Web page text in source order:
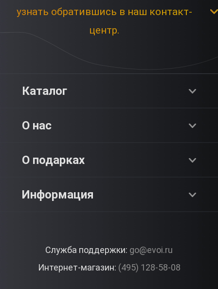
узнать обратившись в наш контакт-
центр.
Каталог
Premium
О нас
О компании
Контакты
О подарках
Как это работает?
Вопросы и ответы
Информация
Корпоративные подарки
Служба поддержки: go@evoi.ru
Интернет-магазин: (495) 128-58-08